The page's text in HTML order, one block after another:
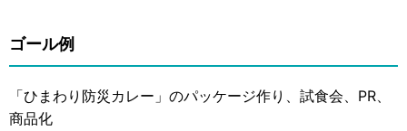
ゴール例
「ひまわり防災カレー」のパッケージ作り、試食会、PR、
商品化